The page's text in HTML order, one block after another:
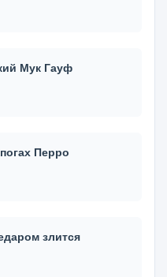
Мук Гауф
Перро
злится